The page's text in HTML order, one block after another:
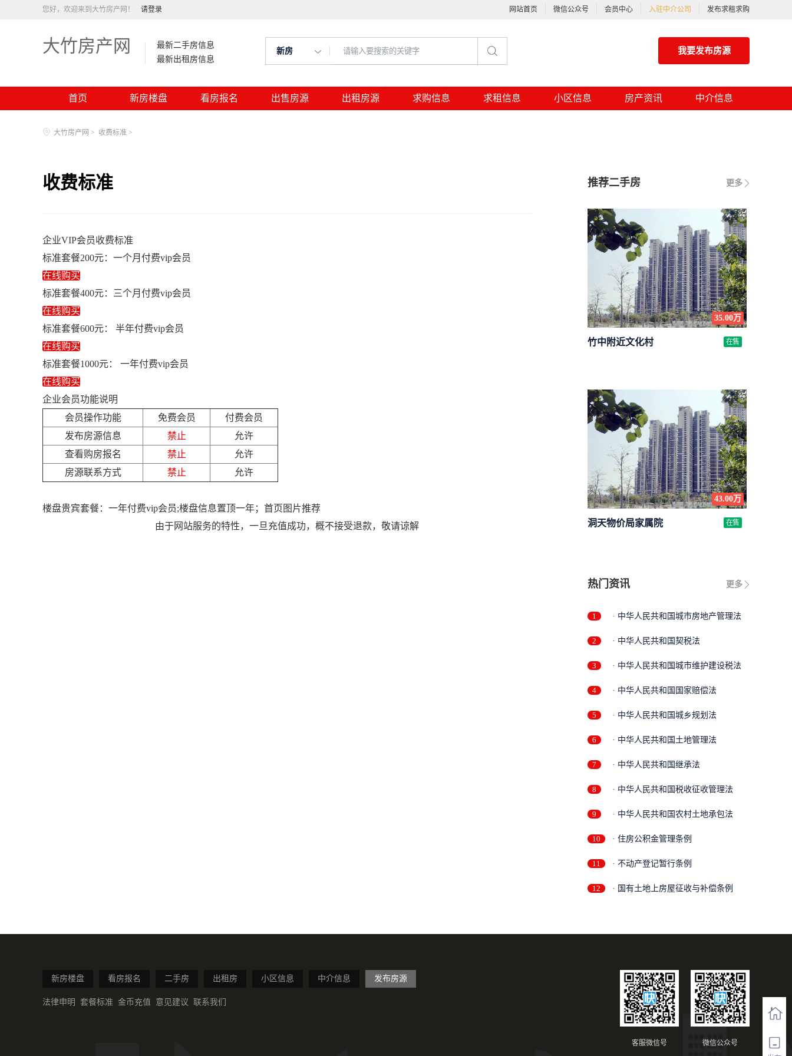
您好，欢迎来到大竹房产网！ 请登录 网站首页 微信公众号 会员中心 入驻中介公司 发布求租求购
大竹房产网
最新二手房信息
最新出租房信息
新房 我要发布房源
首页 新房楼盘 看房报名 出售房源 出租房源 求购信息 求租信息 小区信息 房产资讯 中介信息
大竹房产网 > 收费标准 >
收费标准
企业VIP会员收费标准
标准套餐200元：一个月付费vip会员
在线购买
标准套餐400元：三个月付费vip会员
在线购买
标准套餐600元： 半年付费vip会员
在线购买
标准套餐1000元： 一年付费vip会员
在线购买
企业会员功能说明
会员操作功能
免费会员
付费会员
发布房源信息
禁止
允许
查看购房报名
禁止
允许
房源联系方式
禁止 允许
楼盘贵宾套餐：一年付费vip会员;楼盘信息置顶一年；首页图片推荐
由于网站服务的特性，一旦充值成功，概不接受退款，敬请谅解
更多
推荐二手房
35.00万
竹中附近文化村 在售
43.00万
洞天物价局家属院 在售
更多
热门资讯
1 · 中华人民共和国城市房地产管理法
2 · 中华人民共和国契税法
3 · 中华人民共和国城市维护建设税法
4 · 中华人民共和国国家赔偿法
5 · 中华人民共和国城乡规划法
6 · 中华人民共和国土地管理法
7 · 中华人民共和国继承法
8 · 中华人民共和国税收征收管理法
9 · 中华人民共和国农村土地承包法
10 · 住房公积金管理条例
11 · 不动产登记暂行条例
12 · 国有土地上房屋征收与补偿条例
新房楼盘 看房报名 二手房 出租房 小区信息 中介信息 发布房源
法律申明 套餐标准 金币充值 意见建议 联系我们
微信公众号
客服微信号